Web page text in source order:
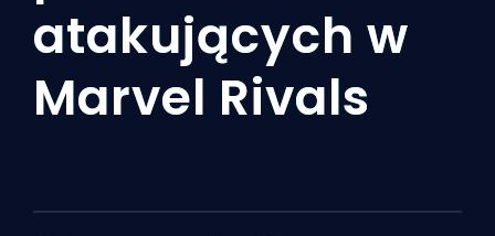
atakujących w
Marvel Rivals